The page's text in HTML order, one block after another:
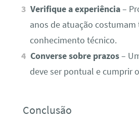
Verifique a experiência–
anos de atuação costumam
conhecimento técnico.
Converse sobre prazos–
deve ser pontual e cumprir
Conclusão